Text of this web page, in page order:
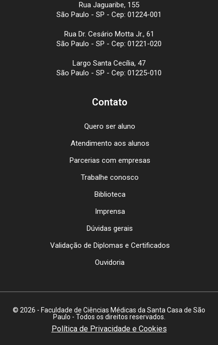
Rua Jaguaribe, 155
São Paulo - SP - Cep: 01224-001
Rua Dr. Cesário Motta Jr., 61
São Paulo - SP - Cep: 01221-020
Largo Santa Cecília, 47
São Paulo - SP - Cep: 01225-010
Contato
Quero ser aluno
Atendimento aos alunos
Parcerias com empresas
Trabalhe conosco
Biblioteca
Imprensa
Dúvidas gerais
Validação de Diplomas e Certificados
Ouvidoria
© 2026 - Faculdade de Ciências Médicas da Santa Casa de São
Paulo - Todos os direitos reservados.
Política de Privacidade e Cookies